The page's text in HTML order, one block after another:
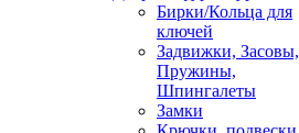
Бирки/Кольца для
ключей
Задвижки, Засовы,
Пружины,
Шпингалеты
Замки